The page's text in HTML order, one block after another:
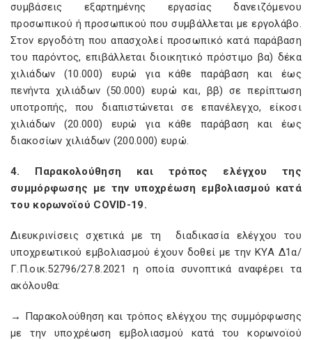
συμβάσεις εξαρτημένης εργασίας δανειζόμενου
προσωπικού ή προσωπικού που συμβάλλεται με εργολάβο.
Στον εργοδότη που απασχολεί προσωπικό κατά παράβαση
του παρόντος, επιβάλλεται διοικητικό πρόστιμο βα) δέκα
χιλιάδων (10.000) ευρώ για κάθε παράβαση και έως
πενήντα χιλιάδων (50.000) ευρώ και, ββ) σε περίπτωση
υποτροπής, που διαπιστώνεται σε επανέλεγχο, είκοσι
χιλιάδων (20.000) ευρώ για κάθε παράβαση και έως
διακοσίων χιλιάδων (200.000) ευρώ.
4. Παρακολούθηση και τρόπος ελέγχου της
συμμόρφωσης με την υποχρέωση εμβολιασμού κατά
του κορωνοϊού COVID-19.
Διευκρινίσεις σχετικά με τη διαδικασία ελέγχου του
υποχρεωτικού εμβολιασμού έχουν δοθεί με την ΚΥΑ Δ1α/
Γ.Π.οικ.52796/27.8.2021 η οποία συνοπτικά αναφέρει τα
ακόλουθα:
→ Παρακολούθηση και τρόπος ελέγχου της συμμόρφωσης
με την υποχρέωση εμβολιασμού κατά του κορωνοϊού